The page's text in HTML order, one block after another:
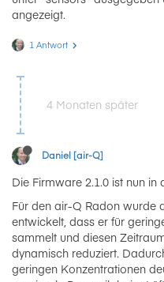
angezeigt.
1 Antwort
4 Monaten später
Daniel [air-Q]
Die Firmware 2.1.0 ist nun in
Für den air-Q Radon wurde
entwickelt, dass er für
sammelt und diesen
dynamisch reduziert.
geringen Konzentrationen